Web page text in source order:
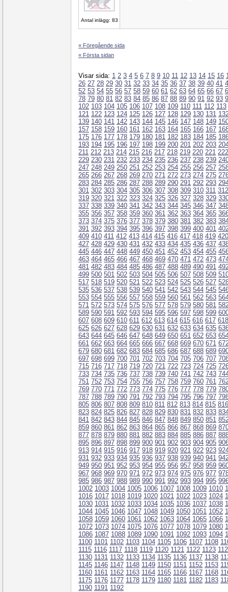
Antal inlägg: 83
« Föregående sida
« Första sidan
Visar sida: 1 2 3 4 5 6 7 8 9 10 11 12 13 14 15 16
26 27 28 29 30 31 32 33 34 35 36 37 38 39 40 41
52 53 54 55 56 57 58 59 60 61 62 63 64 65 66 67
78 79 80 81 82 83 84 85 86 87 88 89 90 91 92 93
102 103 104 105 106 107 108 109 110 111 112 113
121 122 123 124 125 126 127 128 129 130 131
139 140 141 142 143 144 145 146 147 148 149
157 158 159 160 161 162 163 164 165 166 167
175 176 177 178 179 180 181 182 183 184 185
193 194 195 196 197 198 199 200 201 202 203
211 212 213 214 215 216 217 218 219 220 221 222
229 230 231 232 233 234 235 236 237 238 239
247 248 249 250 251 252 253 254 255 256 257
265 266 267 268 269 270 271 272 273 274 275
283 284 285 286 287 288 289 290 291 292 293
301 302 303 304 305 306 307 308 309 310 311 312
319 320 321 322 323 324 325 326 327 328 329
337 338 339 340 341 342 343 344 345 346 347
355 356 357 358 359 360 361 362 363 364 365
373 374 375 376 377 378 379 380 381 382 383
391 392 393 394 395 396 397 398 399 400 401
409 410 411 412 413 414 415 416 417 418 419 420
427 428 429 430 431 432 433 434 435 436 437
445 446 447 448 449 450 451 452 453 454 455
463 464 465 466 467 468 469 470 471 472 473
481 482 483 484 485 486 487 488 489 490 491
499 500 501 502 503 504 505 506 507 508 509
517 518 519 520 521 522 523 524 525 526 527
535 536 537 538 539 540 541 542 543 544 545
553 554 555 556 557 558 559 560 561 562 563
571 572 573 574 575 576 577 578 579 580 581
589 590 591 592 593 594 595 596 597 598 599
607 608 609 610 611 612 613 614 615 616 617 618
625 626 627 628 629 630 631 632 633 634 635
643 644 645 646 647 648 649 650 651 652 653
661 662 663 664 665 666 667 668 669 670 671
679 680 681 682 683 684 685 686 687 688 689
697 698 699 700 701 702 703 704 705 706 707
715 716 717 718 719 720 721 722 723 724 725
733 734 735 736 737 738 739 740 741 742 743
751 752 753 754 755 756 757 758 759 760 761
769 770 771 772 773 774 775 776 777 778 779
787 788 789 790 791 792 793 794 795 796 797
805 806 807 808 809 810 811 812 813 814 815 816
823 824 825 826 827 828 829 830 831 832 833
841 842 843 844 845 846 847 848 849 850 851
859 860 861 862 863 864 865 866 867 868 869
877 878 879 880 881 882 883 884 885 886 887
895 896 897 898 899 900 901 902 903 904 905
913 914 915 916 917 918 919 920 921 922 923
931 932 933 934 935 936 937 938 939 940 941
949 950 951 952 953 954 955 956 957 958 959
967 968 969 970 971 972 973 974 975 976 977
985 986 987 988 989 990 991 992 993 994 995
1002 1003 1004 1005 1006 1007 1008 1009 1010
1016 1017 1018 1019 1020 1021 1022 1023 1024
1030 1031 1032 1033 1034 1035 1036 1037 1038
1044 1045 1046 1047 1048 1049 1050 1051 1052
1058 1059 1060 1061 1062 1063 1064 1065 1066
1072 1073 1074 1075 1076 1077 1078 1079 1080
1086 1087 1088 1089 1090 1091 1092 1093 1094
1100 1101 1102 1103 1104 1105 1106 1107 1108
1115 1116 1117 1118 1119 1120 1121 1122 1123
1130 1131 1132 1133 1134 1135 1136 1137 1138
1145 1146 1147 1148 1149 1150 1151 1152 1153
1160 1161 1162 1163 1164 1165 1166 1167 1168
1175 1176 1177 1178 1179 1180 1181 1182 1183
1190 1191 1192